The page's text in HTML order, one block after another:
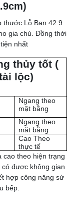
thước Lỗ Ban 42.9
gia chủ. Đồng thời
nhất
thủy tốt (
lộc)
Ngang theo
mặt bằng
Ngang theo
mặt bằng
Cao Theo
thực tế
cao theo hiện trạng
được không gian
hợp công năng sử
bếp.